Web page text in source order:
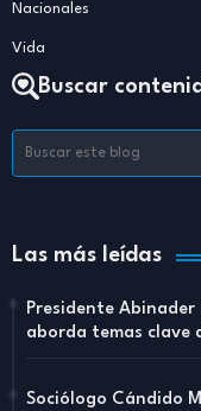
Nacionales
Vida
Buscar
Las más leídas
Presidente
aborda temas clave
Sociólogo Cándido